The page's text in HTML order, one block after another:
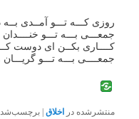
روزی کـــه تـــو آمــدی بــه
جمعـــی بـــه تـــو خنــــدان
کــــاری بکــن ای دوست
جمعــــی بـــه تـــو
منتشرشده در اخلاق |